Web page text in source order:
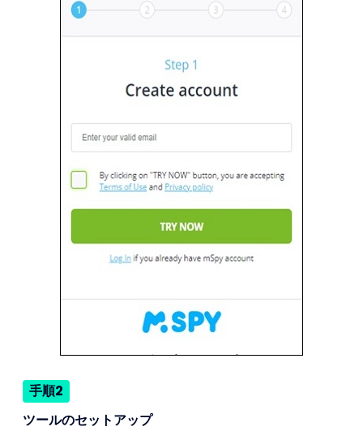
手順2
ツールのセットアップ